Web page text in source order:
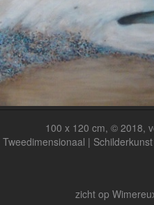
100 x 120 cm, © 2018,
Tweedimensionaal |
zicht op